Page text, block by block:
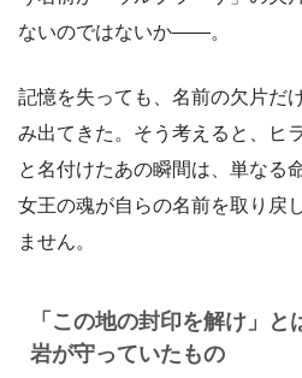
ないのではないか――。
記憶を失っても、名前の欠片だ
み出てきた。そう考えると、ヒ
と名付けたあの瞬間は、単なる
女王の魂が自らの名前を取り戻
ません。
「この地の封印を解け」
岩が守っていたもの